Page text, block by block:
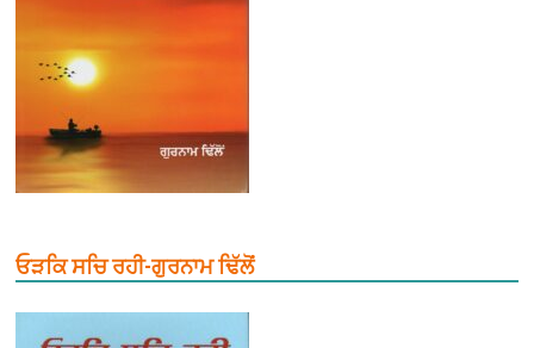
ਓੜਕਿ ਸਚਿ ਰਹੀ-ਗੁਰਨਾਮ ਢਿੱਲੋਂ